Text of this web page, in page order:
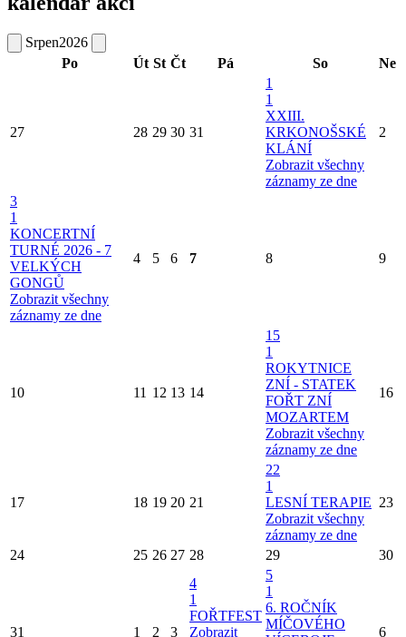
Srpen2026
Po
Út St Čt Pá So Ne
27 28 29 30 31
1
1
XXIII.
KRKONOŠSKÉ
KLÁNÍ
Zobrazit všechny
záznamy ze dne
2
3
1
KONCERTNÍ
TURNÉ 2026 - 7
VELKÝCH
GONGŮ
Zobrazit všechny
záznamy ze dne
4 5 6 7 8 9
10 11 12 13 14
15
1
ROKYTNICE
ZNÍ - STATEK
FOŘT ZNÍ
MOZARTEM
Zobrazit všechny
záznamy ze dne
16
17 18 19 20 21
22
1
LESNÍ TERAPIE
Zobrazit všechny
záznamy ze dne
23
24 25 26 27 28 29 30
31 1 2 3
4
1
FOŘTFEST
Zobrazit
5
1
6. ROČNÍK
MÍČOVÉHO
6